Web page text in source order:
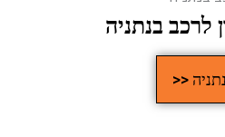
לרכב בנתניה
<<